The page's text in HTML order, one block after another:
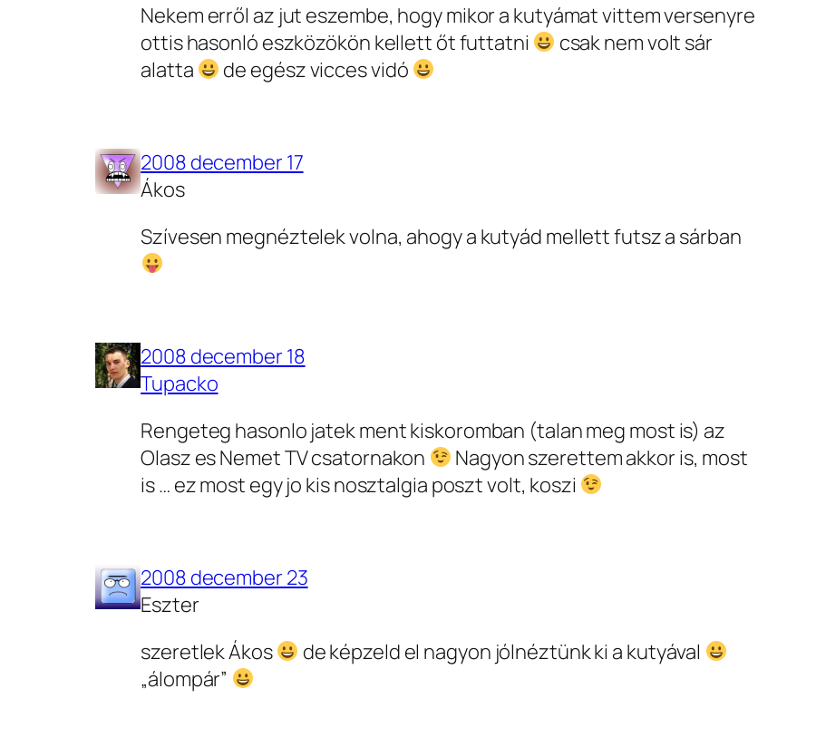
Nekem erről az jut eszembe, hogy mikor a kutyámat vittem versenyre
ottis hasonló eszközökön kellett őt futtatni
csak nem volt sár
alatta
de egész vicces vidó
2008 december 17
Ákos
Szívesen megnéztelek volna, ahogy a kutyád mellett futsz a sárban
2008 december 18
Tupacko
Rengeteg hasonlo jatek ment kiskoromban (talan meg most is) az
Olasz es Nemet TV csatornakon
Nagyon szerettem akkor is, most
is … ez most egy jo kis nosztalgia poszt volt, koszi
2008 december 23
Eszter
szeretlek Ákos
de képzeld el nagyon jólnéztünk ki a kutyával
„álompár”